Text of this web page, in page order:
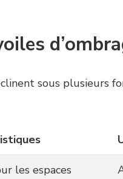
sous plusieurs
les espaces